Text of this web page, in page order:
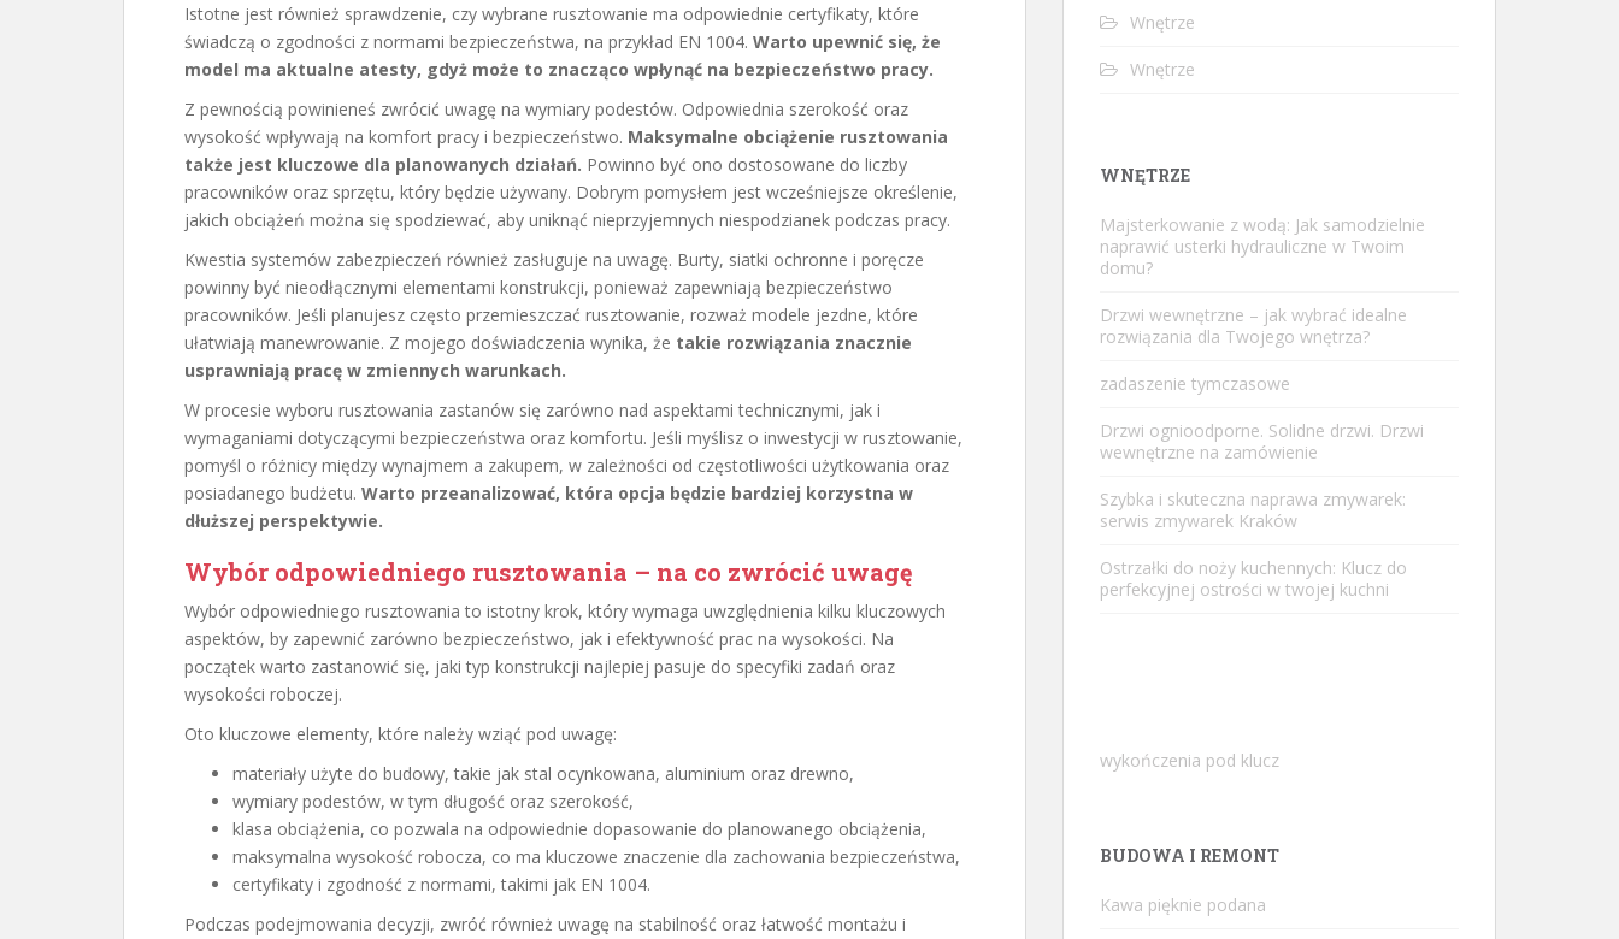
Istotne jest również sprawdzenie, czy wybrane rusztowanie ma odpowiednie certyfikaty, które
świadczą o zgodności z normami bezpieczeństwa, na przykład EN 1004. Warto upewnić się, że
model ma aktualne atesty, gdyż może to znacząco wpłynąć na bezpieczeństwo pracy.
Z pewnością powinieneś zwrócić uwagę na wymiary podestów. Odpowiednia szerokość oraz
wysokość wpływają na komfort pracy i bezpieczeństwo. Maksymalne obciążenie rusztowania
także jest kluczowe dla planowanych działań. Powinno być ono dostosowane do liczby
pracowników oraz sprzętu, który będzie używany. Dobrym pomysłem jest wcześniejsze określenie,
jakich obciążeń można się spodziewać, aby uniknąć nieprzyjemnych niespodzianek podczas pracy.
Kwestia systemów zabezpieczeń również zasługuje na uwagę. Burty, siatki ochronne i poręcze
powinny być nieodłącznymi elementami konstrukcji, ponieważ zapewniają bezpieczeństwo
pracowników. Jeśli planujesz często przemieszczać rusztowanie, rozważ modele jezdne, które
ułatwiają manewrowanie. Z mojego doświadczenia wynika, że takie rozwiązania znacznie
usprawniają pracę w zmiennych warunkach.
W procesie wyboru rusztowania zastanów się zarówno nad aspektami technicznymi, jak i
wymaganiami dotyczącymi bezpieczeństwa oraz komfortu. Jeśli myślisz o inwestycji w rusztowanie,
pomyśl o różnicy między wynajmem a zakupem, w zależności od częstotliwości użytkowania oraz
posiadanego budżetu. Warto przeanalizować, która opcja będzie bardziej korzystna w
dłuższej perspektywie.
Wybór odpowiedniego rusztowania – na co zwrócić uwagę
Wybór odpowiedniego rusztowania to istotny krok, który wymaga uwzględnienia kilku kluczowych
aspektów, by zapewnić zarówno bezpieczeństwo, jak i efektywność prac na wysokości. Na
początek warto zastanowić się, jaki typ konstrukcji najlepiej pasuje do specyfiki zadań oraz
wysokości roboczej.
Oto kluczowe elementy, które należy wziąć pod uwagę:
materiały użyte do budowy, takie jak stal ocynkowana, aluminium oraz drewno,
wymiary podestów, w tym długość oraz szerokość,
klasa obciążenia, co pozwala na odpowiednie dopasowanie do planowanego obciążenia,
maksymalna wysokość robocza, co ma kluczowe znaczenie dla zachowania bezpieczeństwa,
certyfikaty i zgodność z normami, takimi jak EN 1004.
Podczas podejmowania decyzji, zwróć również uwagę na stabilność oraz łatwość montażu i
Wnętrze
Wnętrze
WNĘTRZE
Majsterkowanie z wodą: Jak samodzielnie
naprawić usterki hydrauliczne w Twoim
domu?
Drzwi wewnętrzne – jak wybrać idealne
rozwiązania dla Twojego wnętrza?
zadaszenie tymczasowe
Drzwi ognioodporne. Solidne drzwi. Drzwi
wewnętrzne na zamówienie
Szybka i skuteczna naprawa zmywarek:
serwis zmywarek Kraków
Ostrzałki do noży kuchennych: Klucz do
perfekcyjnej ostrości w twojej kuchni
wykończenia pod klucz
BUDOWA I REMONT
Kawa pięknie podana